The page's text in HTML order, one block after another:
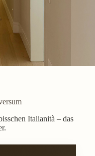
Italianità – das